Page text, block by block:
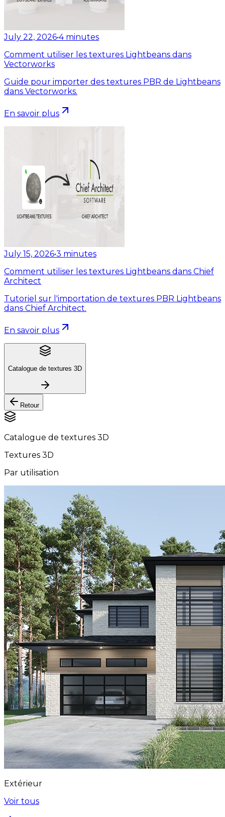
July 22, 2026•4 minutes
Comment utiliser les textures Lightbeans dans
Vectorworks
Guide pour importer des textures PBR de Lightbeans
dans Vectorworks.
En savoir plus
July 15, 2026•3 minutes
Comment utiliser les textures Lightbeans dans Chief
Architect
Tutoriel sur l'importation de textures PBR Lightbeans
dans Chief Architect.
En savoir plus
Catalogue de textures 3D
Retour
Catalogue de textures 3D
Textures 3D
Par utilisation
Extérieur
Voir tous